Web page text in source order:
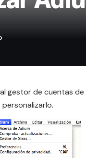
gestor de cuentas